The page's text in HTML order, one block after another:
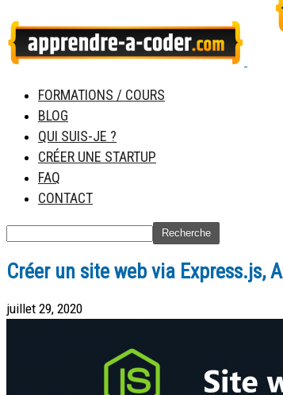
FORMATIONS / COURS
BLOG
QUI SUIS-JE ?
CRÉER UNE STARTUP
FAQ
CONTACT
Créer un site web via Express.js,
juillet 29, 2020